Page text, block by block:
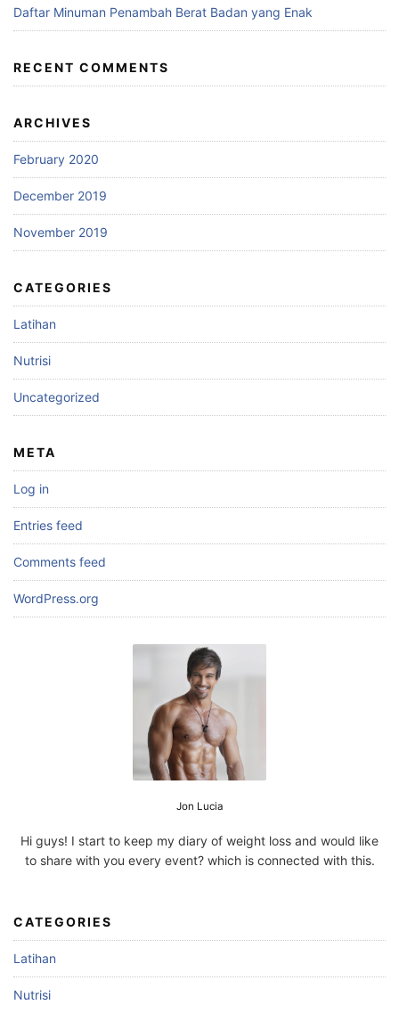
Daftar Minuman Penambah Berat Badan yang Enak
RECENT COMMENTS
ARCHIVES
February 2020
December 2019
November 2019
CATEGORIES
Latihan
Nutrisi
Uncategorized
META
Log in
Entries feed
Comments feed
WordPress.org
Jon Lucia
Hi guys! I start to keep my diary of weight loss and would like
to share with you every event? which is connected with this.
CATEGORIES
Latihan
Nutrisi